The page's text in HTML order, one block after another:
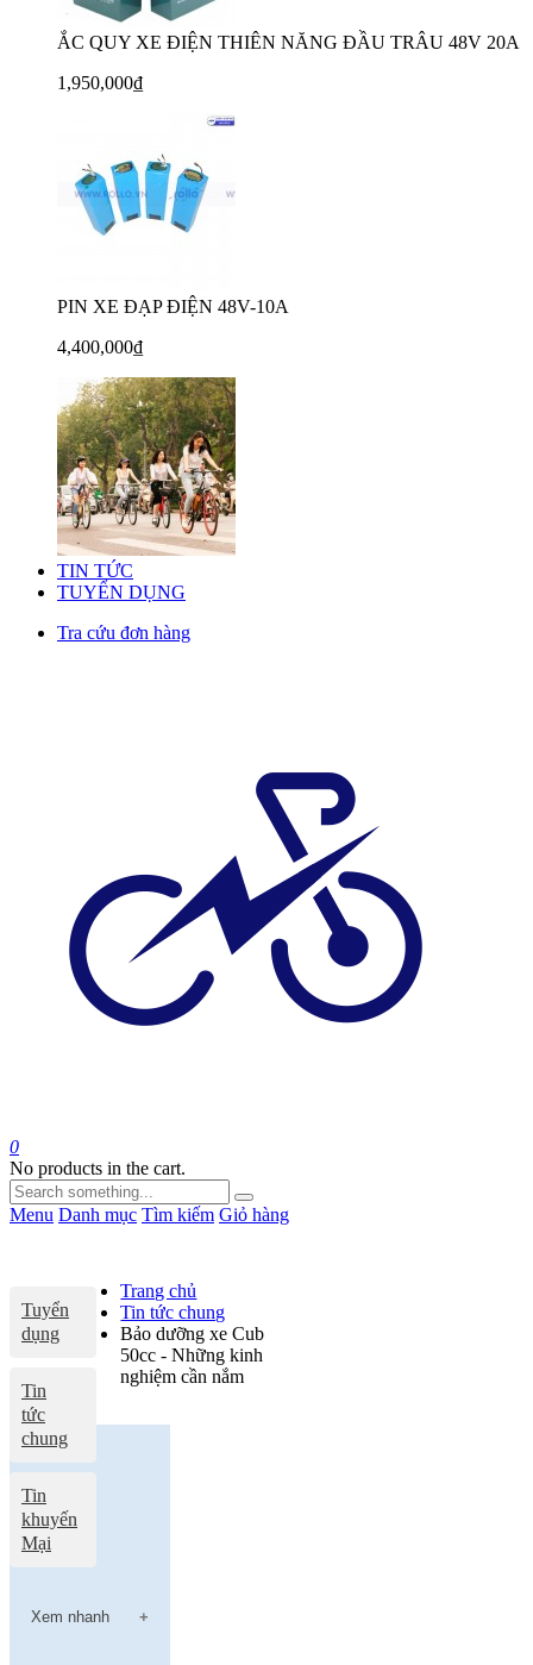
ẮC QUY XE ĐIỆN THIÊN NĂNG ĐẦU TRÂU 48V 20A
1,950,000₫
PIN XE ĐẠP ĐIỆN 48V-10A
4,400,000₫
TIN TỨC
TUYỂN DỤNG
Tra cứu đơn hàng
0
No products in the cart.
Menu Danh mục Tìm kiếm Giỏ hàng
Tuyển
dụng
Tin
tức
chung
Tin
khuyến
Mại
Trang chủ
Tin tức chung
Bảo dưỡng xe Cub
50cc - Những kinh
nghiệm cần nắm
Xem nhanh